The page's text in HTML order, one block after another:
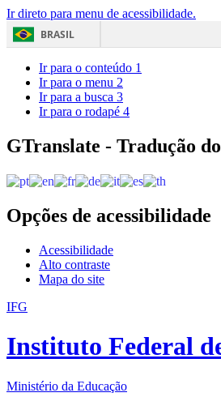
Ir direto para menu de acessibilidade.
BRASIL
Ir para o conteúdo 1
Ir para o menu 2
Ir para a busca 3
Ir para o rodapé 4
GTranslate - Tradução
Opções de acessibilidade
Acessibilidade
Alto contraste
Mapa do site
IFG
Instituto Federal
Ministério da Educação